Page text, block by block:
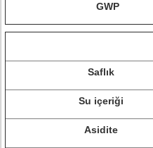
GWP
Saflık
Su içeriği
Asidite